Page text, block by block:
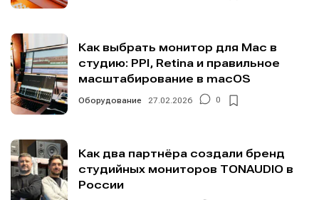
Как выбрать монитор для Mac в
студию: PPI, Retina и правильное
масштабирование в macOS
Оборудование 27.02.2026 0
Как два партнёра создали бренд
студийных мониторов TONAUDIO в
России